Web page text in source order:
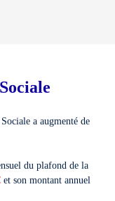
a augmenté de
du plafond de la
et son montant annuel